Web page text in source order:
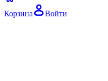
Корзина Войти